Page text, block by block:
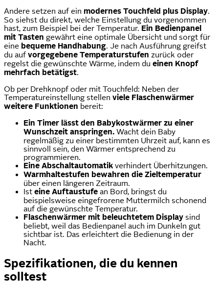
Andere setzen auf ein modernes Touchfeld plus Display.
So siehst du direkt, welche Einstellung du vorgenommen
hast, zum Beispiel bei der Temperatur. Ein Bedienpanel
mit Tasten gewährt eine optimale Übersicht und sorgt für
eine bequeme Handhabung. Je nach Ausführung greifst
du aufvorgegebene Temperaturstufen zurück oder
regelst die gewünschte Wärme, indem du einen Knopf
mehrfach betätigst.
Ob per Drehknopf oder mit Touchfeld: Neben der
Temperatureinstellung stellen viele Flaschenwärmer
weitere Funktionen bereit:
Ein Timer lässt den Babykostwärmer zu einer
Wunschzeit anspringen. Wacht dein Baby
regelmäßig zu einer bestimmten Uhrzeit auf, kann es
sinnvoll sein, den Wärmer entsprechend zu
programmieren.
Eine Abschaltautomatik verhindert Überhitzungen.
Warmhaltestufen bewahren die Zieltemperatur
über einen längeren Zeitraum.
Ist eine Auftaustufe an Bord, bringst du
beispielsweise eingefrorene Muttermilch schonend
auf die gewünschte Temperatur.
Flaschenwärmer mit beleuchtetem Display sind
beliebt, weil das Bedienpanel auch im Dunkeln gut
sichtbar ist. Das erleichtert die Bedienung in der
Nacht.
Spezifikationen, die du kennen
solltest